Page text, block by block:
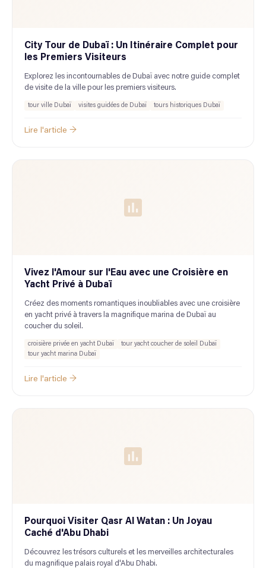
City Tour de Dubaï : Un Itinéraire Complet pour
les Premiers Visiteurs
Explorez les incontournables de Dubaï avec notre guide complet
de visite de la ville pour les premiers visiteurs.
tour ville Dubaï visites guidées de Dubaï tours historiques Dubaï
Lire l'article →
Vivez l'Amour sur l'Eau avec une Croisière en
Yacht Privé à Dubaï
Créez des moments romantiques inoubliables avec une croisière
en yacht privé à travers la magnifique marina de Dubaï au
coucher du soleil.
croisière privée en yacht Dubaï
tour yacht coucher de soleil Dubaï
tour yacht marina Dubaï
Lire l'article →
Pourquoi Visiter Qasr Al Watan : Un Joyau
Caché d'Abu Dhabi
Découvrez les trésors culturels et les merveilles architecturales
du magnifique palais royal d'Abu Dhabi.